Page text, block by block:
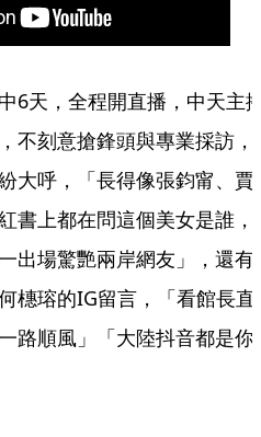
6天，全程開直播，中天主
不刻意搶鋒頭與專業採訪，
大呼，「長得像張鈞甯、賈
書上都在問這個美女是誰，
出場驚艷兩岸網友」，還有
橞瑢的IG留言，「看館長直
路順風」「大陸抖音都是你